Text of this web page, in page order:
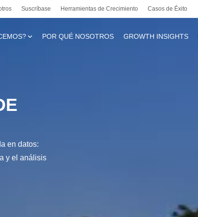
Suscríbase Herramientas de Crecimiento Casos de Éxito
POR QUÉ NOSOTROS GROWTH INSIGHTS
en datos:
y el análisis